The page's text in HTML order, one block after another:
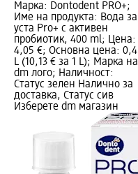
Марка: Dontodent PRO+;
Име на продукта: Вода за
уста Pro+ с активен
пробиотик, 400 ml; Цена:
4,05 €; Основна цена: 0,4
L (10,13 € за 1 L); Марка на
dm лого; Наличност:
Статус зелен Налично за
доставка, Статус сив
Изберете dm магазин